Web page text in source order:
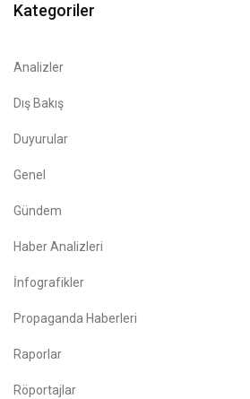
Kategoriler
Analizler
Dış Bakış
Duyurular
Genel
Gündem
Haber Analizleri
İnfografikler
Propaganda Haberleri
Raporlar
Röportajlar